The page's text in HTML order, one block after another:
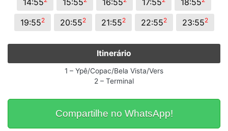
14:55 15:55 16:55 17:55 18:55
19:552 20:552 21:552 22:552 23:552
Itinerário
1 – Ypê/Copac/Bela Vista/Vers
2 – Terminal
Compartilhe no WhatsApp!